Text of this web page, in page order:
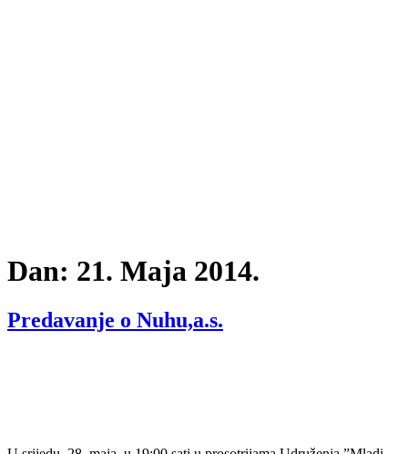
Dan: 21. Maja 2014.
Predavanje o Nuhu,a.s.